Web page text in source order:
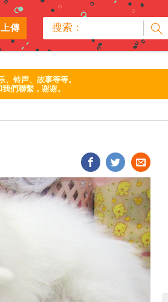
上傳 搜索：
铃声、故事等等。
們聯繫，谢谢。